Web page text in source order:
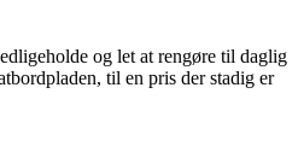
og let at rengøre til daglig
til en pris der stadig er